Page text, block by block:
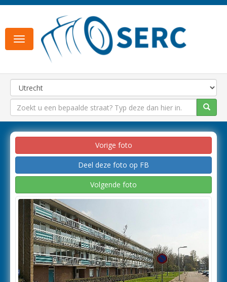
Toggle
navigation
Vorige foto
Deel deze foto op FB
Volgende foto